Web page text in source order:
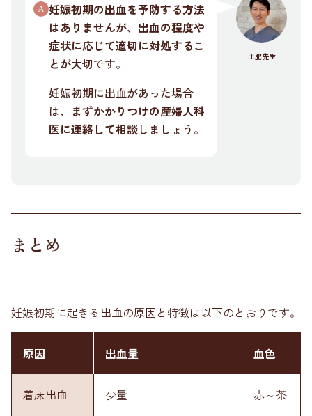
土肥先生
妊娠初期の出血を予防する方法
はありませんが、出血の程度や
症状に応じて適切に対処するこ
とが大切です。
妊娠初期に出血があった場合
は、 まずかかりつけの産婦人科
医に連絡して相談しましょう。
まとめ
妊娠初期に起きる出血の原因と特徴は以下のとおりです。
原因 出血量 血色
着床出血 少量 赤～茶